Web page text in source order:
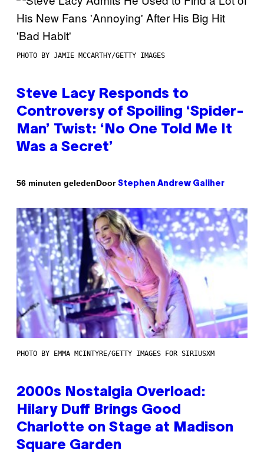
PHOTO BY JAMIE MCCARTHY/GETTY IMAGES
Steve Lacy Responds to
Controversy of Spoiling ‘Spider-
Man’ Twist: ‘No One Told Me It
Was a Secret’
56 minuten geledenDoor Stephen Andrew Galiher
PHOTO BY EMMA MCINTYRE/GETTY IMAGES FOR SIRIUSXM
2000s Nostalgia Overload:
Hilary Duff Brings Good
Charlotte on Stage at Madison
Square Garden